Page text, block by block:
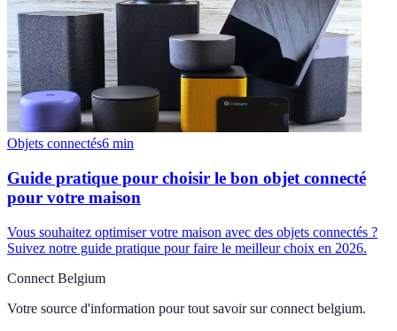
Objets connectés6 min
Guide pratique pour choisir le bon objet connecté
pour votre maison
Vous souhaitez optimiser votre maison avec des objets connectés ?
Suivez notre guide pratique pour faire le meilleur choix en 2026.
Connect Belgium
Votre source d'information pour tout savoir sur connect belgium.